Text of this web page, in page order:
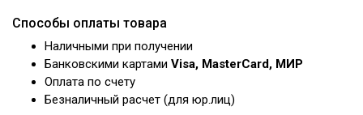
Способы оплаты товара
Наличными при получении
Банковскими картами Visa, MasterCard, МИР
Оплата по счету
Безналичный расчет (для юр.лиц)